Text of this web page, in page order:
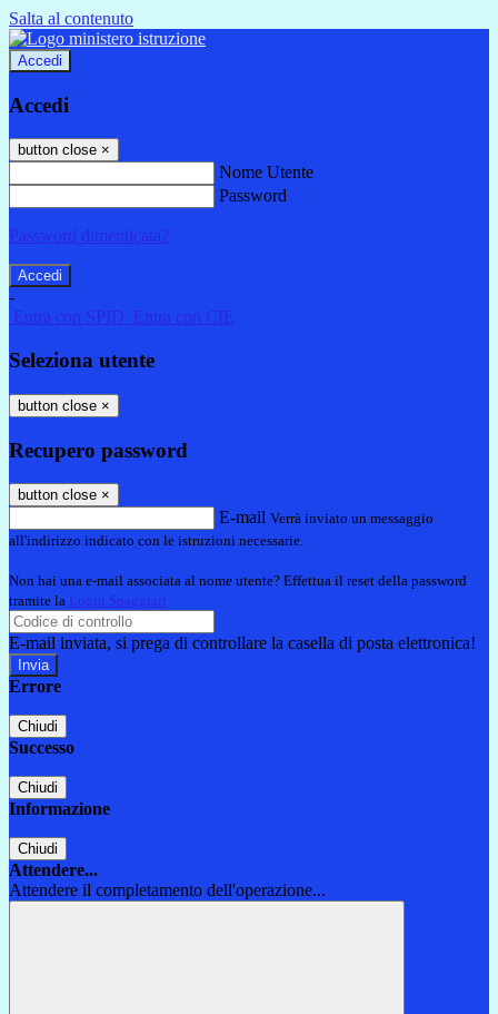
Salta al contenuto
Accedi
Accedi
button close ×
Nome Utente
Password
Password dimenticata?
-
Entra con SPID
Entra con CIE
Seleziona utente
button close ×
Recupero password
button close ×
E-mail Verrà inviato un messaggio
all'indirizzo indicato con le istruzioni necessarie.
Non hai una e-mail associata al nome utente? Effettua il reset della password
tramite la Login Spaggiari
E-mail inviata, si prega di controllare la casella di posta elettronica!
Errore
Chiudi
Successo
Chiudi
Informazione
Chiudi
Attendere...
Attendere il completamento dell'operazione...